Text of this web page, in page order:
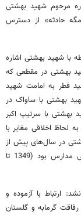
مرحوم شهید بهشتی
حادثه» از دسترس
در رابطه با شهید بهشتی اشاره
بهشتی در مقطعی که
فطر به امامت شهید
بهشتی با ساواک در
بهشتی با سرتیپ اکبر
لحاظ اخلاقی مغایر با
در سال‌های پیش از
انقلاب و در زمانی که وی از مؤلفان کتب تعلیمات دینی مدارس بود (1349 تا
ارتباط با آزموده و
رفاقت گرمابه و گلستان